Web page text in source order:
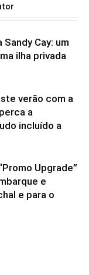
Cay: um
ilha privada
verão com a
a
incluído a
Upgrade”
e
e para o